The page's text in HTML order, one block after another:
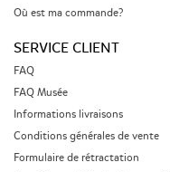
Où est ma commande?
SERVICE CLIENT
FAQ
FAQ Musée
Informations livraisons
Conditions générales de vente
Formulaire de rétractation